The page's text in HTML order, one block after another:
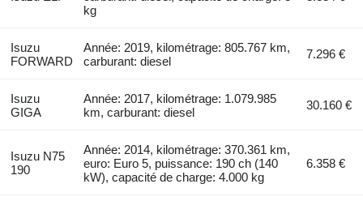
kg
Isuzu
FORWARD
Année: 2019, kilométrage: 805.767 km,
carburant: diesel
7.296 €
Isuzu
GIGA
Année: 2017, kilométrage: 1.079.985
km, carburant: diesel
30.160 €
Isuzu N75
190
Année: 2014, kilométrage: 370.361 km,
euro: Euro 5, puissance: 190 ch (140
kW), capacité de charge: 4.000 kg
6.358 €